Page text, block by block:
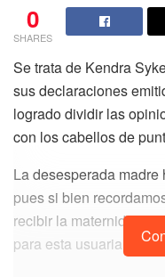
0
SHARES
Se trata de Kendra
sus declaraciones
logrado dividir las
con los cabellos de
La desesperada
pues si bien
recibir la maternidad
para esta usuaria de